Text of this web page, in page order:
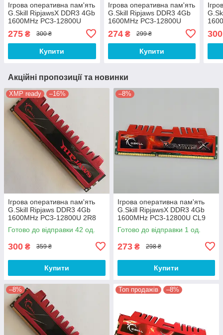
Ігрова оперативна пам'ять
G.Skill RipjawsX DDR3 4Gb
1600MHz PC3-12800U
2R8 CL9 (F3-12800CL9D-
8GBXL) Б/В
275 ₴ 300 ₴
Купити
Ігрова оперативна пам'ять
G.Skill Ripjaws DDR3 4Gb
1600MHz PC3-12800U
1R8 CL9 (F3-12800CL9D-
8GBRL) Б/В
274₴ 299 ₴
Купити
300
Акційні пропозиції та новинки
XMP ready –16%
Ігрова оперативна пам'ять
G.Skill Ripjaws DDR3 4Gb
1600MHz PC3-12800U 2R8
CL9 (F3-12800CL9D-8GBRL)
Б/В
Готово до відправки 42 од.
300 ₴ 359 ₴
Купити
–8%
Ігрова оперативна пам'ять
G.Skill RipjawsX DDR3 4Gb
1600MHz PC3-12800U CL9
(F3-12800CL9Q-8GBXL) Б/В
Готово до відправки 1 од.
273 ₴ 298 ₴
Купити
–8% Топ продажів –8%